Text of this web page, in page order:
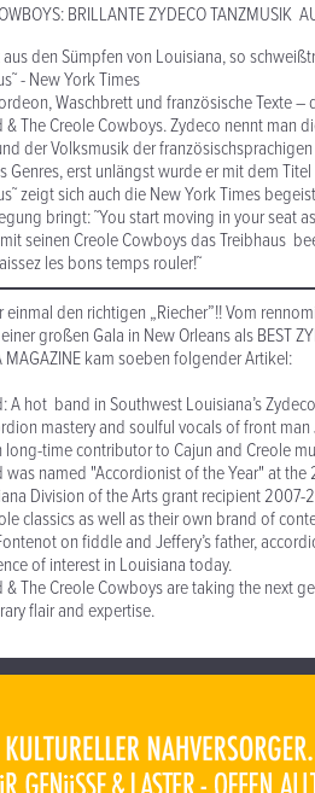
BRILLANTE ZYDECO TANZMUSIK
den Sümpfen von Louisiana, so
- New York Times
Waschbrett und französische Texte
& The Creole Cowboys. Zydeco nennt man
der Volksmusik der
Genres, erst unlängst wurde er mit dem
zeigt sich auch die New York Times
bringt: ˜You start moving in your seat
seinen Creole Cowboys das Treibhaus
les bons temps rouler!˜
den richtigen „Riecher”!! Vom
großen Gala in New Orleans als BEST
MAGAZINE kam soeben folgender Artikel:
A hot band in Southwest Louisiana’s
mastery and soulful vocals of front
time contributor to Cajun and Creole
was named "Accordionist of the Year" at
Division of the Arts grant recipient
classics as well as their own brand of
on fiddle and Jeffery’s father,
of interest in Louisiana today.
& The Creole Cowboys are taking the next
flair and expertise.